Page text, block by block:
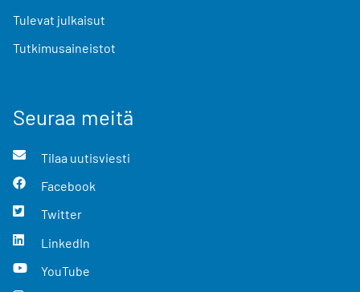
Tulevat julkaisut
Tutkimusaineistot
Seuraa meitä
Tilaa uutisviesti
Facebook
Twitter
LinkedIn
YouTube